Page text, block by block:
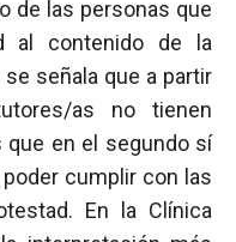
de las personas que
al contenido de la
señala que a partir
as no tienen
en el segundo sí
cumplir con las
En la Clínica